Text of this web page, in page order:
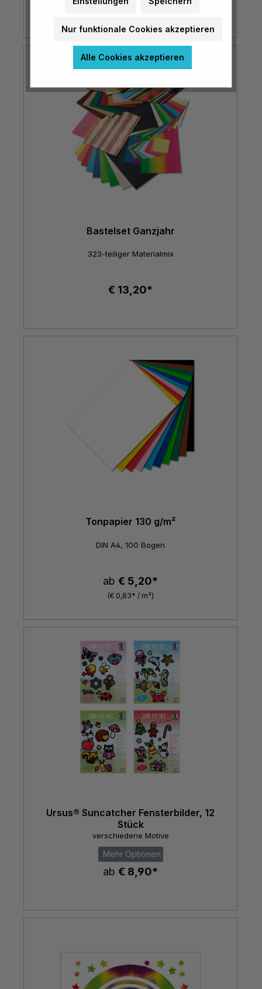
Bastelset Ganzjahr
323-teiliger Materialmix
€ 13,20*
Tonpapier 130 g/m²
DIN A4, 100 Bogen
ab € 5,20*
(€ 0,83* / m²)
Ursus® Suncatcher Fensterbilder, 12
Stück
verschiedene Motive
Mehr Optionen
ab € 8,90*
Nur funktionale Cookies akzeptieren
Alle Cookies akzeptieren